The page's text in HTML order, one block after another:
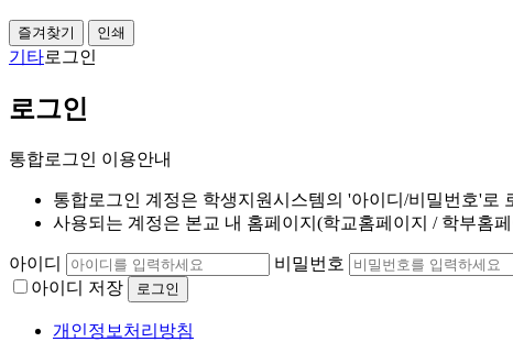
즐겨찾기 인쇄
기타로그인
로그인
통합로그인 이용안내
통합로그인 계정은 학생지원시스템의 '아이디/비밀번호'로
사용되는 계정은 본교 내 홈페이지(학교홈페이지 / 학부홈
아이디
비밀번호
아이디 저장
개인정보처리방침